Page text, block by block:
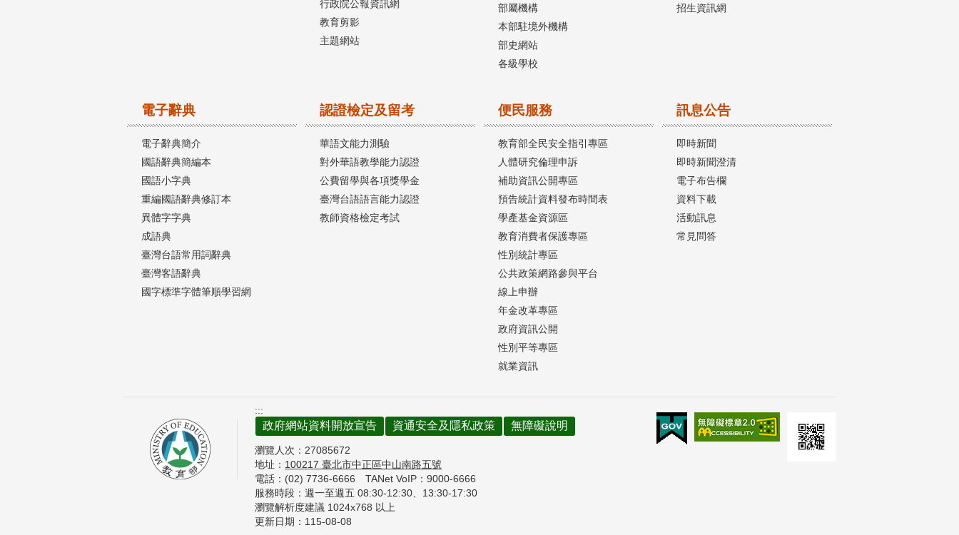
行政院公報資訊網
教育剪影
主題網站
部屬機構
本部駐境外機構
部史網站
各級學校
招生資訊網
電子辭典
電子辭典簡介
國語辭典簡編本
國語小字典
重編國語辭典修訂本
異體字字典
成語典
臺灣台語常用詞辭典
臺灣客語辭典
國字標準字體筆順學習網
認證檢定及留考
華語文能力測驗
對外華語教學能力認證
公費留學與各項獎學金
臺灣台語語言能力認證
教師資格檢定考試
便民服務
教育部全民安全指引專區
人體研究倫理申訴
補助資訊公開專區
預告統計資料發布時間表
學產基金資源區
教育消費者保護專區
性別統計專區
公共政策網路參與平台
線上申辦
年金改革專區
政府資訊公開
性別平等專區
就業資訊
訊息公告
即時新聞
即時新聞澄清
電子布告欄
資料下載
活動訊息
常見問答
:::
政府網站資料開放宣告 資通安全及隱私政策 無障礙說明
瀏覽人次： 27085672
地址： 100217 臺北市中正區中山南路五號
電話：(02) 7736-6666 TANet VoIP：9000-6666
服務時段：週一至週五 08:30-12:30、 13:30-17:30
瀏覽解析度建議 1024x768 以上
更新日期： 115-08-08